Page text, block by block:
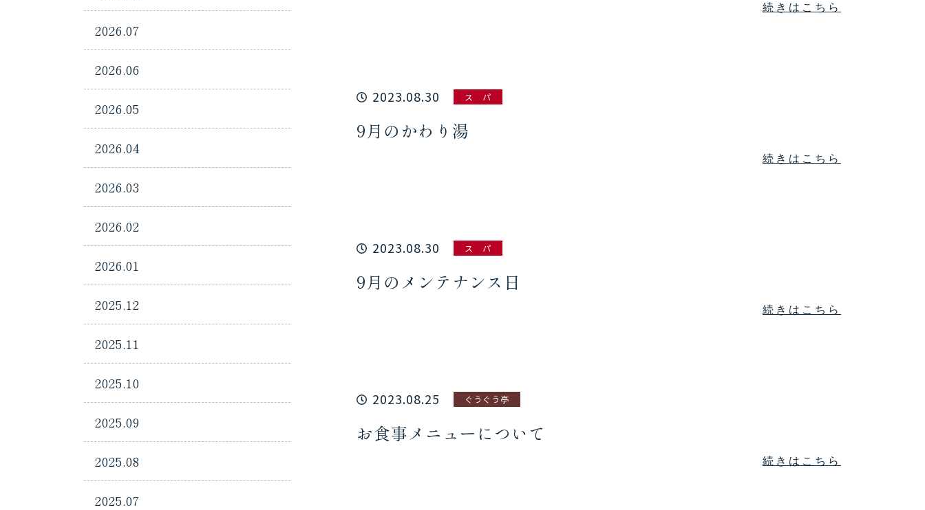
続きはこちら
2023.08.30 ス パ
9月のかわり湯
続きはこちら
2023.08.30 ス パ
9月のメンテナンス日
続きはこちら
2023.08.25 ぐうぐう亭
お食事メニューについて
続きはこちら
2026.07
2026.06
2026.05
2026.04
2026.03
2026.02
2026.01
2025.12
2025.11
2025.10
2025.09
2025.08
2025.07